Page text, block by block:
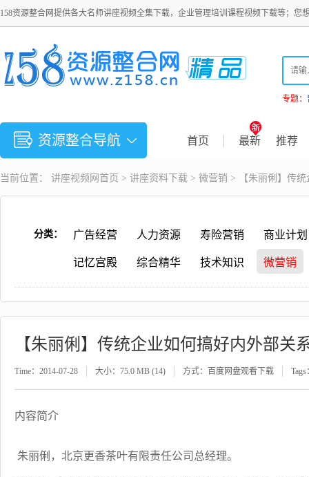
158资源整合网提供各大名师讲座视频全集下载，企业管理培训课程视频下载等；您
专题：
资源整合导航 首页 最新 推荐
当前位置： 讲座视频 网首页 > 讲座资料下载 > 微营销 > 【朱丽俐】传
分类： 广告经营 人力资源 寿险营销 商业计划
记忆宫殿 综合精华 技术知识 微营销
【朱丽俐】传统企业如何搞好内外部关
Time：2014-07-28 大小：75.0 MB (14) 方式：百度网盘观看下载 Tags
内容简介
朱丽俐，北京更香茶叶有限责任公司总经理。